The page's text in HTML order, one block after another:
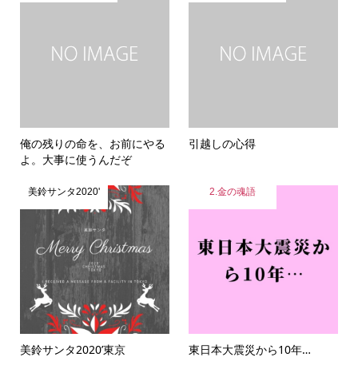
俺の残りの命を、お前にやる
よ。大事に使うんだぞ
引越しの心得
美鈴サンタ2020'
美鈴サンタ2020’東京
2.金の魂語
東日本大震災から10年…